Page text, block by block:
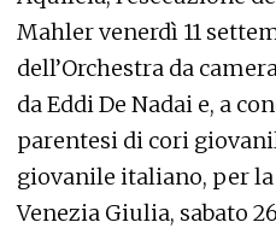
Mahler venerdì 11
dell’Orchestra da
da Eddi De Nadai e, a
parentesi di cori
giovanile italiano, per
Venezia Giulia, sabato